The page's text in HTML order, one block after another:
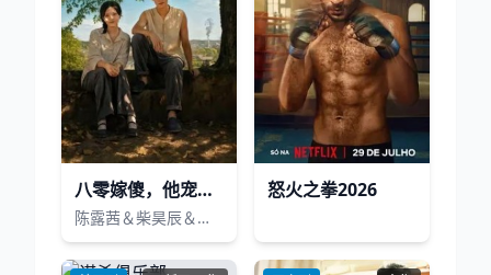
八零嫁傻，他宠妻无度
陈露茜＆柴昊辰＆展铭＆李乐彤
怒火之拳2026